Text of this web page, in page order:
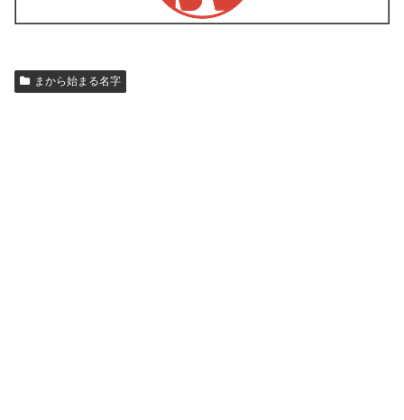
まから始まる名字